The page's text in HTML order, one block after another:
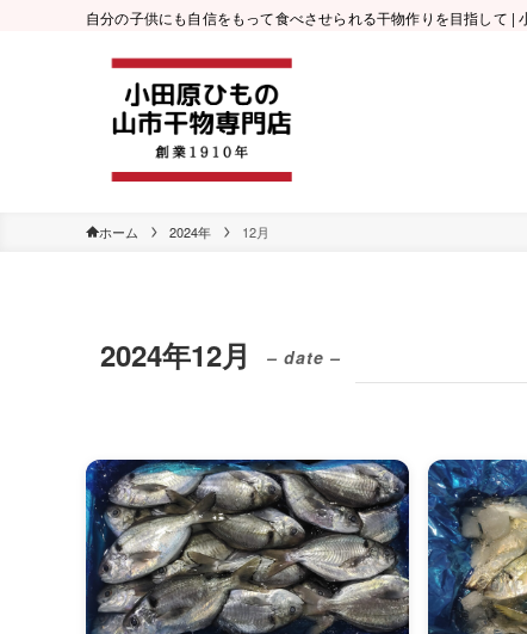
自分の子供にも自信をもって食べさせられる干物作りを目指して |
ホーム 2024年 12月
2024年12月 – date –